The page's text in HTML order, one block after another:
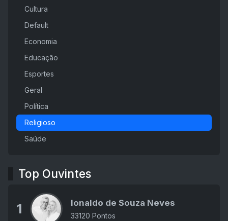
Cultura
Default
Economia
Educação
Esportes
Geral
Política
Religioso
Saúde
Top Ouvintes
1 Ionaldo de Souza Neves
33120 Pontos